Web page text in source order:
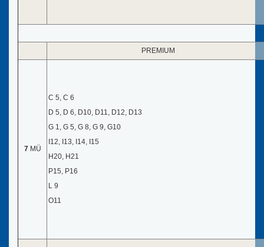
PREMIUM
7MÜ
C 5, C 6
D 5, D 6, D10, D11, D12, D13
G 1, G 5, G 8, G 9, G10
I12, I13, I14, I15
H20, H21
P15, P16
L 9
O11